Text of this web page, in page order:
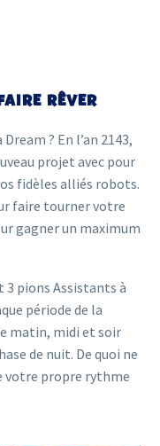
RÊVER
? En l’an 2143,
projet avec pour
fidèles alliés robots.
faire tourner votre
gagner un maximum
3 pions Assistants à
période de la
matin, midi et soir
de nuit. De quoi ne
votre propre rythme